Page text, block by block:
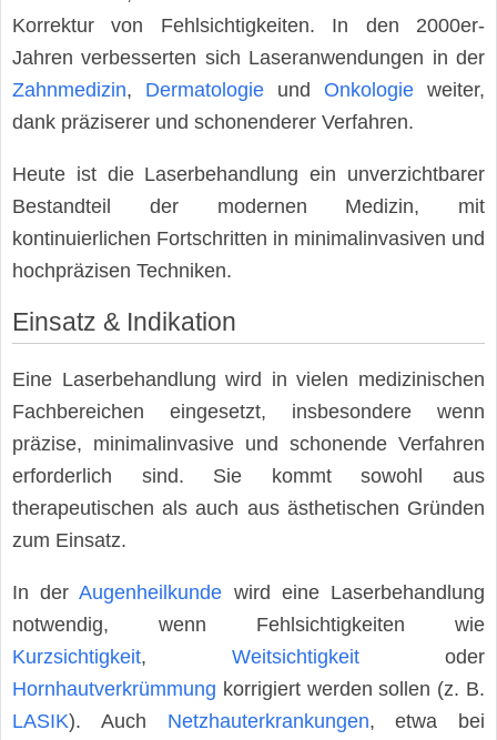
Korrektur von Fehlsichtigkeiten. In den 2000er-
Jahren verbesserten sich Laseranwendungen in der
Zahnmedizin, Dermatologie und Onkologie weiter,
dank präziserer und schonenderer Verfahren.
Heute ist die Laserbehandlung ein unverzichtbarer
Bestandteil der modernen Medizin, mit
kontinuierlichen Fortschritten in minimalinvasiven und
hochpräzisen Techniken.
Einsatz & Indikation
Eine Laserbehandlung wird in vielen medizinischen
Fachbereichen eingesetzt, insbesondere wenn
präzise, minimalinvasive und schonende Verfahren
erforderlich sind. Sie kommt sowohl aus
therapeutischen als auch aus ästhetischen Gründen
zum Einsatz.
In derAugenheilkunde wird eine Laserbehandlung
notwendig, wenn Fehlsichtigkeiten wie
Kurzsichtigkeit, Weitsichtigkeit oder
Hornhautverkrümmung korrigiert werden sollen (z. B.
LASIK). Auch Netzhauterkrankungen, etwa bei